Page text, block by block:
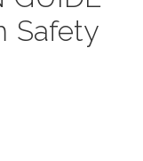
Safety